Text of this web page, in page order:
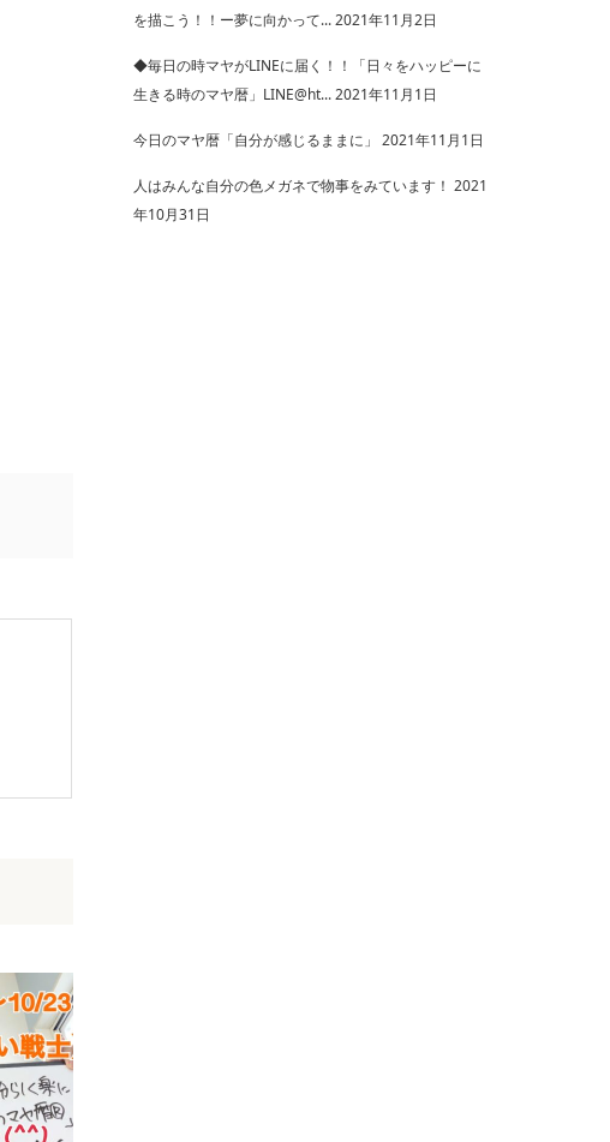
を描こう！！ー夢に向かって...2021年11月2日
◆毎日の時マヤがLINEに届く！！「日々をハッピーに
生きる時のマヤ暦」LINE@ht...2021年11月1日
今日のマヤ暦「自分が感じるままに」 2021年11月1日
人はみんな自分の色メガネで物事をみています！ 2021
年10月31日